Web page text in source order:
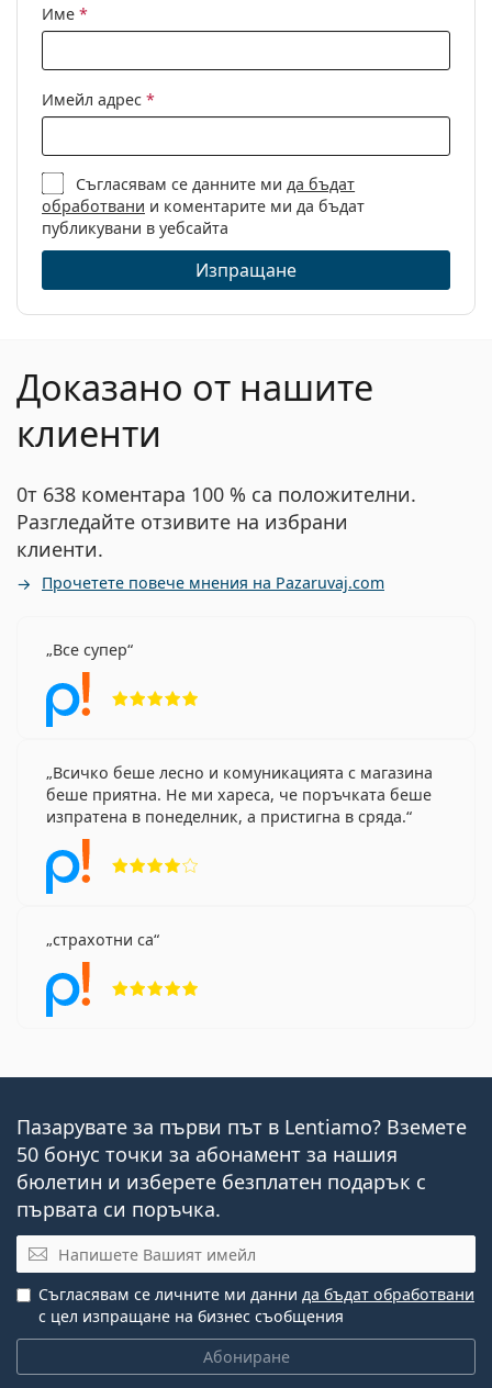
Име *
Имейл адрес *
Съгласявам се данните ми да бъдат
обработвани и коментарите ми да бъдат
публикувани в уебсайта
Изпращане
Доказано от нашите
клиенти
0т 638 коментара 100 % са положителни.
Разгледайте отзивите на избрани
клиенти.
Прочетете повече мнения на Pazaruvaj.com
Все супер
Всичко беше лесно и комуникацията с магазина
беше приятна. Не ми хареса, че поръчката беше
изпратена в понеделник, а пристигна в сряда.
страхотни са
Пазарувате за първи път в Lentiamo? Вземете
50 бонус точки за абонамент за нашия
бюлетин и изберете безплатен подарък с
първата си поръчка.
Имейл
Абониране
Съгласявам се личните ми данни да бъдат обработвани
с цел изпращане на бизнес съобщения